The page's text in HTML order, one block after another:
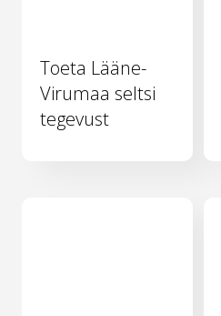
Toeta Lääne-
Virumaa seltsi
tegevust